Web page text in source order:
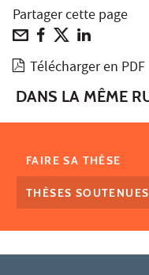
Partager cette page
Télécharger en PDF
DANS LA MÊME
FAIRE SA THÈSE
THÈSES SOUTENUES